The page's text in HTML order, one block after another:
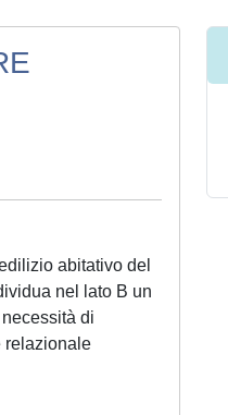
abitativo del
nel lato B un
di
relazionale